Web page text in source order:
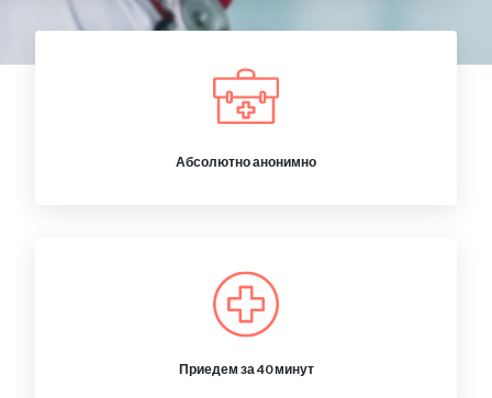
Абсолютно анонимно
Приедем за 40 минут